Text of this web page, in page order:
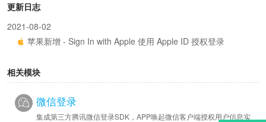
更新日志
2021-08-02
苹果新增 - Sign In with Apple 使用 Apple ID 授权登录
相关模块
微信登录
集成第三方腾讯微信登录SDK，APP唤起微信客户端授权用户信息实